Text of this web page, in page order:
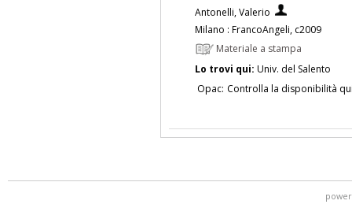
Antonelli, Valerio
Milano : FrancoAngeli, c2009
Materiale a stampa
Lo trovi qui: Univ. del Salento
Opac: Controlla la disponibilità